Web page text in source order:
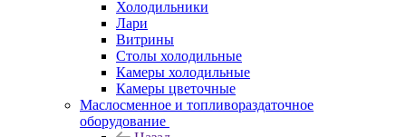
Холодильники
Лари
Витрины
Столы холодильные
Камеры холодильные
Камеры цветочные
Маслосменное и топливораздаточное
оборудование